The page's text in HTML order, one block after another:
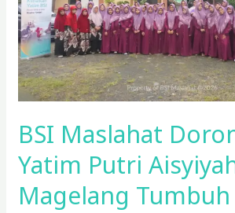
BSI Maslahat
Yatim Putri
Magelang
Aisyiyah
Magelang
Tumbuh
Mandiri